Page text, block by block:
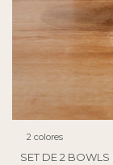
2 colores
SET DE 2